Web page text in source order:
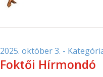
2025. október 3. -
Foktői Hírmondó